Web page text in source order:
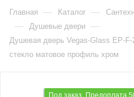
Главная — Каталог —
— Душевые двери —
Душевая дверь Vegas-Glass EP-
стекло матовое профиль хром
Под заказ. Предоплата